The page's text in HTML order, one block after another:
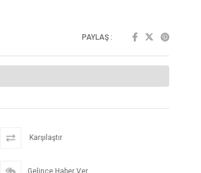
PAYLAŞ :
Karşılaştır
Gelince Haber Ver